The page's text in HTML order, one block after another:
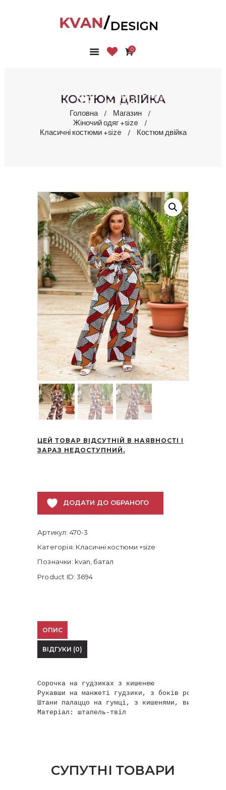
0
КОСТЮМ ДВІЙКА
Головна
Магазин
Жіночий одяг +size
Класичні костюми +size
Костюм двійка
ГОЛОВНА
ПРО НАС
БЛОГ
КОНТАКТИ
ЦЕЙ ТОВАР ВІДСУТНІЙ В НАЯВНОСТІ І
ЗАРАЗ НЕДОСТУПНИЙ.
ДОДАТИ ДО ОБРАНОГО
Артикул: 470-3
Категорія: Класичні костюми +size
Позначки: kvan, батал
Product ID:3694
ОПИС
ВІДГУКИ (0)
Сорочка на гудзиках з кишенею
Рукавши на манжеті гудзики, з боків розрізи,
Штани палаццо на гумці, з кишенями, висока
Матеріал: штапель-твіл
СУПУТНІ ТОВАРИ